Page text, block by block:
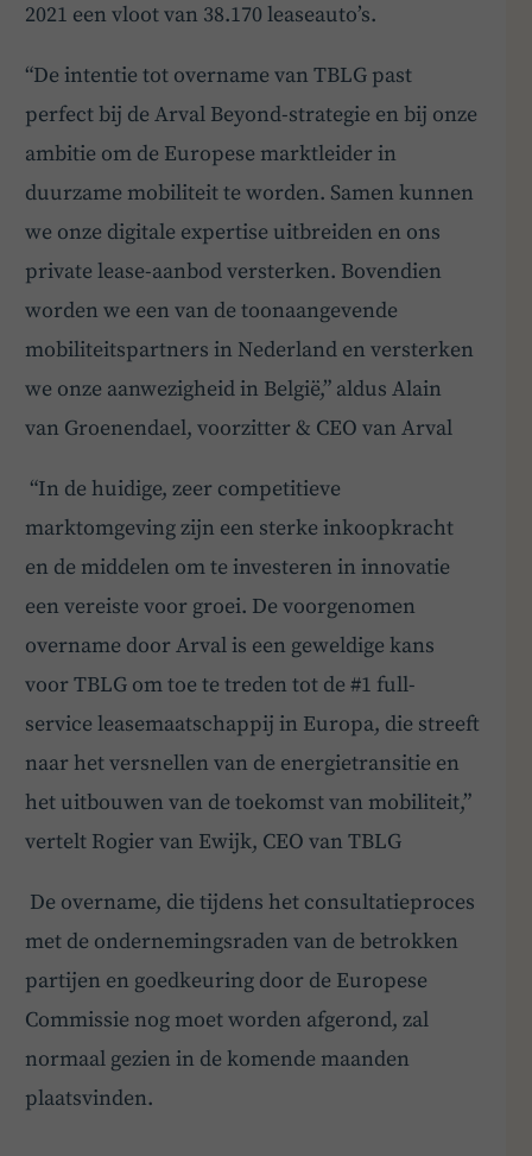
2021 een vloot van 38.170 leaseauto’s.
“De intentie tot overname van TBLG past
perfect bij de Arval Beyond-strategie en bij onze
ambitie om de Europese marktleider in
duurzame mobiliteit te worden. Samen kunnen
we onze digitale expertise uitbreiden en ons
private lease-aanbod versterken. Bovendien
worden we een van de toonaangevende
mobiliteitspartners in Nederland en versterken
we onze aanwezigheid in België,” aldus ​Alain
van Groenendael, voorzitter & CEO van Arval
“In de huidige, zeer competitieve
marktomgeving zijn een sterke inkoopkracht
en de middelen om te investeren in innovatie
een vereiste voor groei. De voorgenomen
overname door Arval is een geweldige kans
voor TBLG om toe te treden tot de #1 full-
service leasemaatschappij in Europa, die streeft
naar het versnellen van de energietransitie en
het uitbouwen van de toekomst van mobiliteit,”
vertelt ​Rogier van Ewijk, CEO van TBLG
De overname, die tijdens het consultatieproces
met de ondernemingsraden van de betrokken
partijen en goedkeuring door de Europese
Commissie nog moet worden afgerond, zal
normaal gezien in de komende maanden
plaatsvinden.
BoardBuddy
Hey! Heb je een vraag over goed bestuur? Stel